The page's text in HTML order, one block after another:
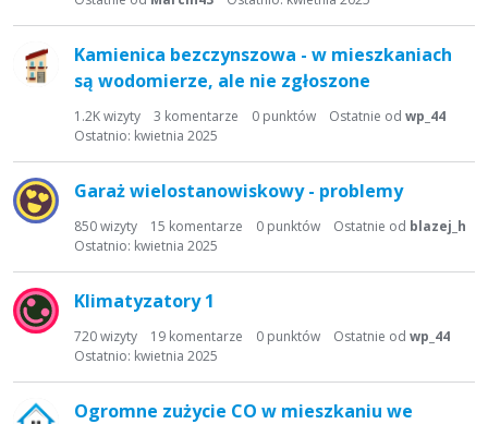
Kamienica bezczynszowa - w mieszkaniach
są wodomierze, ale nie zgłoszone
1.2Kwizyty 3 komentarze 0 punktów Ostatnie od wp_44
Ostatnio: kwietnia 2025
Garaż wielostanowiskowy - problemy
850wizyty 15 komentarze 0 punktów Ostatnie od blazej_h
Ostatnio: kwietnia 2025
Klimatyzatory 1
720wizyty 19 komentarze 0 punktów Ostatnie od wp_44
Ostatnio: kwietnia 2025
Ogromne zużycie CO w mieszkaniu we